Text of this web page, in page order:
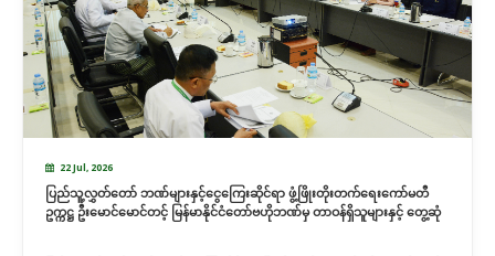
22 Jul, 2026
ပြည်သူ့လွှတ်တော် ဘဏ်များနှင့်ငွေကြေးဆိုင်ရာ ဖွံ့ဖြိုးတိုးတက်ရေးကော်မတီ
ဥက္ကဋ္ဌ ဦးမောင်မောင်တင့် မြန်မာနိုင်ငံတော်ဗဟိုဘဏ်မှ တာဝန်ရှိသူများနှင့် တွေ့ဆုံ